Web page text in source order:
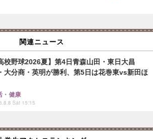
関連ニュース
校野球2026夏】第4日青森山田・東日大昌
大分商・英明が勝利、第5日は花巻東vs新田ほ
・健康
Sat 15:15